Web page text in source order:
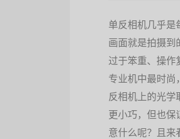
单反相机几乎是
画面就是拍摄到
过于笨重、操作
专业机中最时尚
反相机上的光学
更小巧，但也保
意什么呢？且来